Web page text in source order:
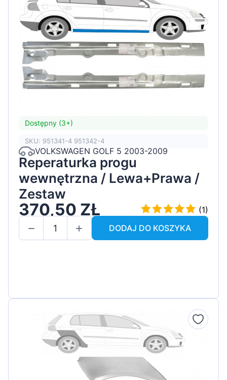
Dostępny (3+)
SKU: 951341-4 951342-4
VOLKSWAGEN GOLF 5 2003-2009
Reperaturka progu
wewnętrzna / Lewa+Prawa /
Zestaw
370,50 ZŁ
(1)
DODAJ DO KOSZYKA